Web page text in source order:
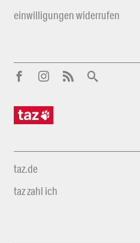
einwilligungen widerrufen
taz.de
taz zahl ich